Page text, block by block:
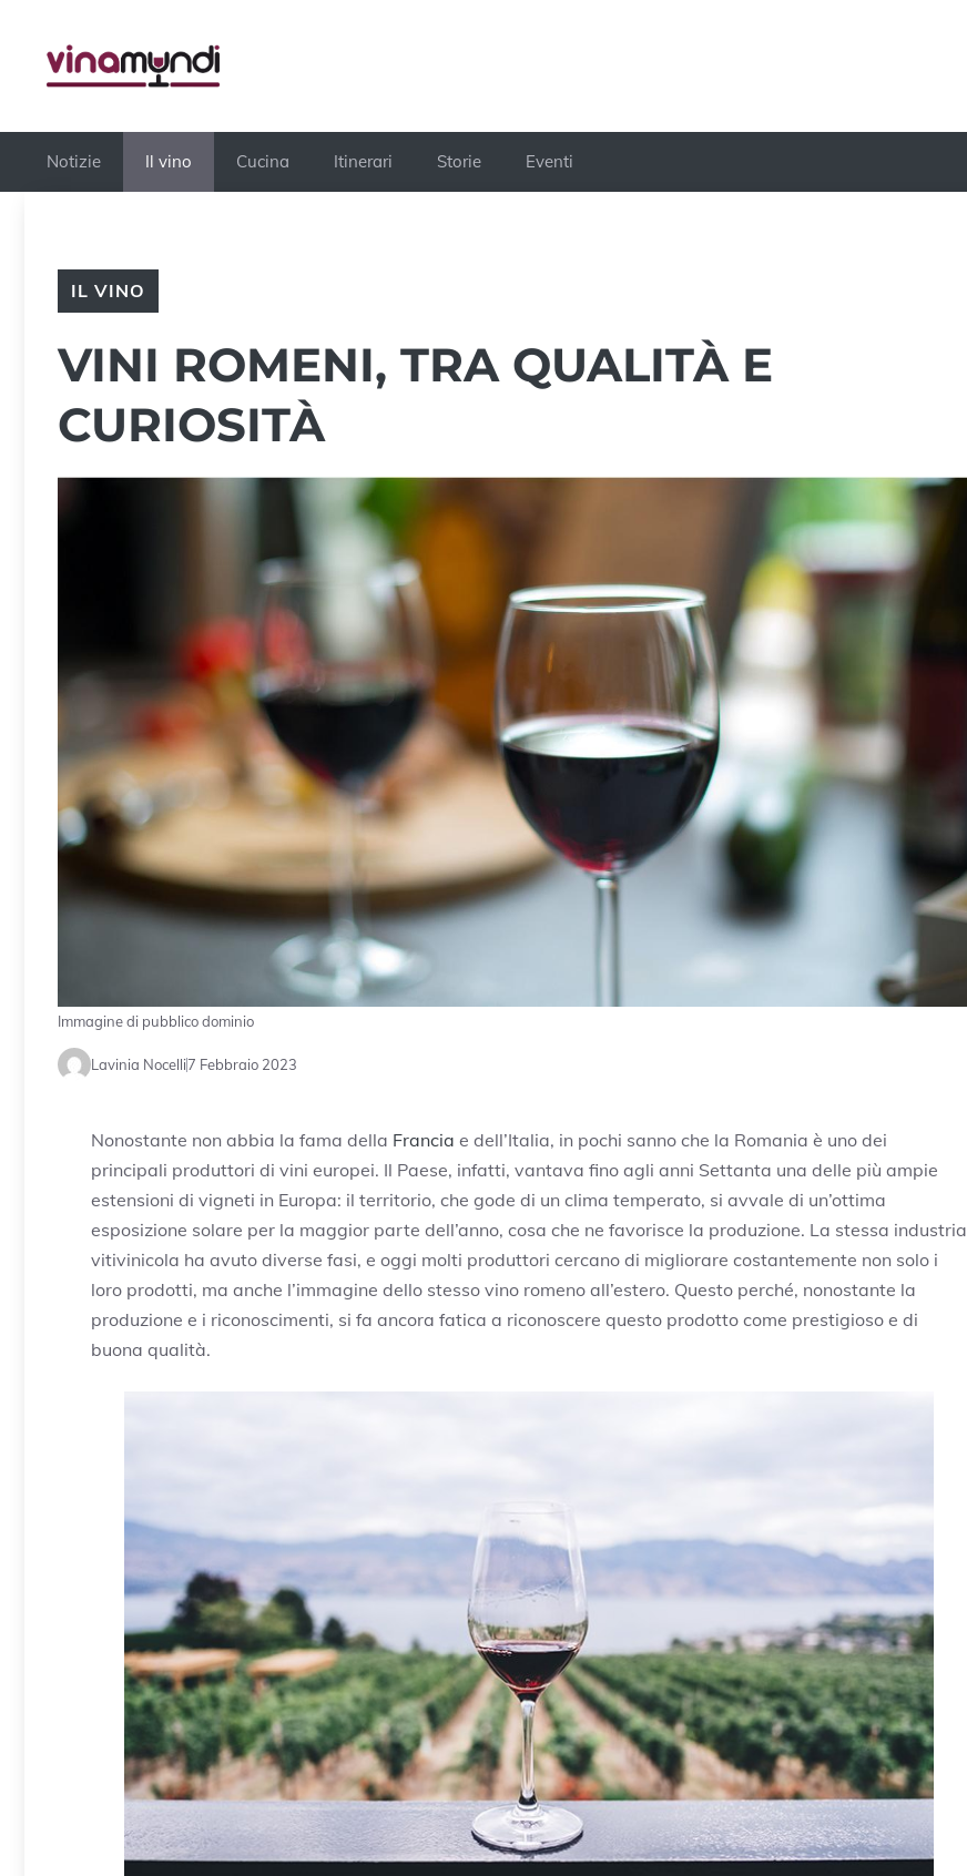
contenuto
Notizie Il vino Cucina Itinerari Storie Eventi
IL VINO
VINI ROMENI, TRA QUALITÀ E
CURIOSITÀ
Immagine di pubblico dominio
Lavinia Nocelli7 Febbraio 2023
Nonostante non abbia la fama della Francia e dell’Italia, in pochi sanno che la Romania è uno dei
principali produttori di vini europei. Il Paese, infatti, vantava fino agli anni Settanta una delle più ampie
estensioni di vigneti in Europa: il territorio, che gode di un clima temperato, si avvale di un’ottima
esposizione solare per la maggior parte dell’anno, cosa che ne favorisce la produzione. La stessa industria
vitivinicola ha avuto diverse fasi, e oggi molti produttori cercano di migliorare costantemente non solo i
loro prodotti, ma anche l’immagine dello stesso vino romeno all’estero. Questo perché, nonostante la
produzione e i riconoscimenti, si fa ancora fatica a riconoscere questo prodotto come prestigioso e di
buona qualità.